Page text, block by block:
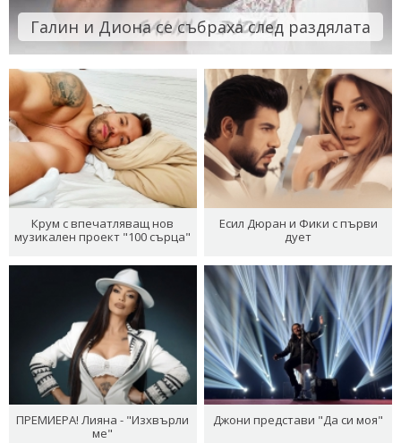
Галин и Диона се събраха след раздялата
Крум с впечатляващ нов
музикален проект "100 сърца"
Есил Дюран и Фики с първи
дует
ПРЕМИЕРА! Лияна - "Изхвърли
ме"
Джони представи "Да си моя"